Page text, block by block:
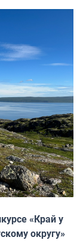
«Край у
округу»